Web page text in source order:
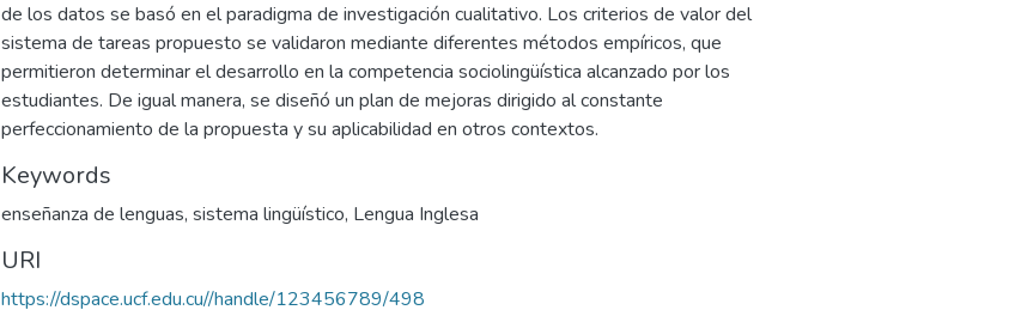
de los datos se basó en el paradigma de investigación cualitativo. Los criterios de valor del
sistema de tareas propuesto se validaron mediante diferentes métodos empíricos, que
permitieron determinar el desarrollo en la competencia sociolingüística alcanzado por los
estudiantes. De igual manera, se diseñó un plan de mejoras dirigido al constante
perfeccionamiento de la propuesta y su aplicabilidad en otros contextos.
Keywords
enseñanza de lenguas, sistema lingüístico, Lengua Inglesa
URI
https://dspace.ucf.edu.cu//handle/123456789/498